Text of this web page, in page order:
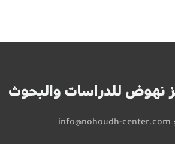
info@nohoudh-center.com